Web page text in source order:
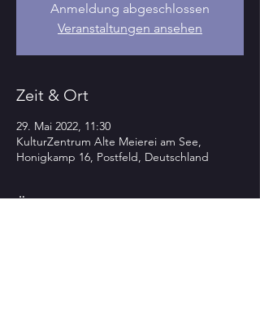
Anmeldung abgeschlossen
Veranstaltungen ansehen
Zeit & Ort
29. Mai 2022, 11:30
KulturZentrum Alte Meierei am See,
Honigkamp 16, Postfeld, Deutschland
Über die Veranstaltung